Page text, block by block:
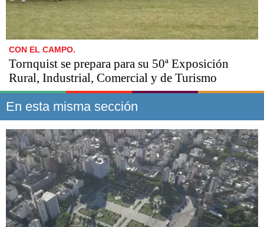
CON EL CAMPO.
Tornquist se prepara para su 50ª Exposición
Rural, Industrial, Comercial y de Turismo
En esta misma sección